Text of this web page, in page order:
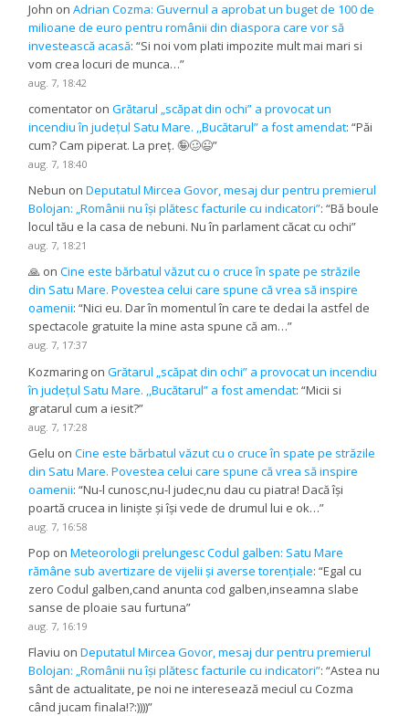
John onAdrian Cozma: Guvernul a aprobat un buget de 100 de
milioane de euro pentru românii din diaspora care vor să
investească acasă: “Si noi vom plati impozite mult mai mari si
vom crea locuri de munca…”
aug. 7, 18:42
comentator onGrătarul „scăpat din ochi” a provocat un
incendiu în județul Satu Mare. ,,Bucătarul” a fost amendat: “Păi
cum? Cam piperat. La preț. 🤪🥴😉”
aug. 7, 18:40
Nebun onDeputatul Mircea Govor, mesaj dur pentru premierul
Bolojan: „Românii nu își plătesc facturile cu indicatori”: “Bă boule
locul tău e la casa de nebuni. Nu în parlament căcat cu ochi”
aug. 7, 18:21
🙏 onCine este bărbatul văzut cu o cruce în spate pe străzile
din Satu Mare. Povestea celui care spune că vrea să inspire
oamenii: “Nici eu. Dar în momentul în care te dedai la astfel de
spectacole gratuite la mine asta spune că am…”
aug. 7, 17:37
Kozmaring onGrătarul „scăpat din ochi” a provocat un incendiu
în județul Satu Mare. ,,Bucătarul” a fost amendat: “Micii si
gratarul cum a iesit?”
aug. 7, 17:28
Gelu onCine este bărbatul văzut cu o cruce în spate pe străzile
din Satu Mare. Povestea celui care spune că vrea să inspire
oamenii: “Nu-l cunosc,nu-l judec,nu dau cu piatra! Dacă își
poartă crucea in liniște și își vede de drumul lui e ok…”
aug. 7, 16:58
Pop onMeteorologii prelungesc Codul galben: Satu Mare
rămâne sub avertizare de vijelii și averse torențiale: “Egal cu
zero Codul galben,cand anunta cod galben,inseamna slabe
sanse de ploaie sau furtuna”
aug. 7, 16:19
Flaviu onDeputatul Mircea Govor, mesaj dur pentru premierul
Bolojan: „Românii nu își plătesc facturile cu indicatori”: “Astea nu
sânt de actualitate, pe noi ne interesează meciul cu Cozma
când jucam finala!?:))))”